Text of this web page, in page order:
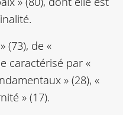
(73), de «
caractérisé par «
» (28), «
» (17).